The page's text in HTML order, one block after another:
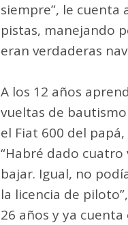
siempre”, le cuenta
pistas, manejando
eran verdaderas
A los 12 años
vueltas de
el Fiat 600 del
“Habré dado
bajar. Igual, no
la licencia de
26 años y ya